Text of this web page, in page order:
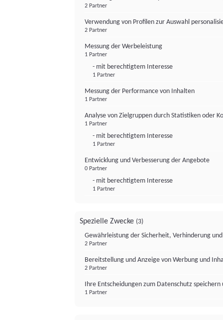
2 Partner
Verwendung von Profilen zur Auswahl
2 Partner
Messung der Werbeleistung
1 Partner
- mit berechtigtem Interesse
1 Partner
Messung der Performance von Inhalten
1 Partner
Analyse von Zielgruppen durch Statistiken oder
1 Partner
- mit berechtigtem Interesse
1 Partner
Entwicklung und Verbesserung der Angebote
0 Partner
- mit berechtigtem Interesse
1 Partner
Spezielle Zwecke (3)
Gewährleistung der Sicherheit, Verhinderung
2 Partner
Bereitstellung und Anzeige von Werbung und
2 Partner
Ihre Entscheidungen zum Datenschutz
1 Partner